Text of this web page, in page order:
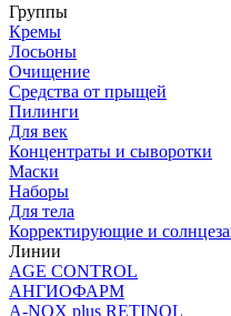
Группы
Кремы
Лосьоны
Очищение
Средства от прыщей
Пилинги
Для век
Концентраты и сыворотки
Маски
Наборы
Для тела
Корректирующие и
Линии
AGE CONTROL
АНГИОФАРМ
A-NOX plus RETINOL